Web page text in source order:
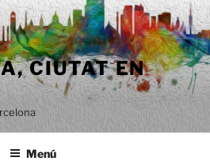
​​CIUTAT EN
Menú